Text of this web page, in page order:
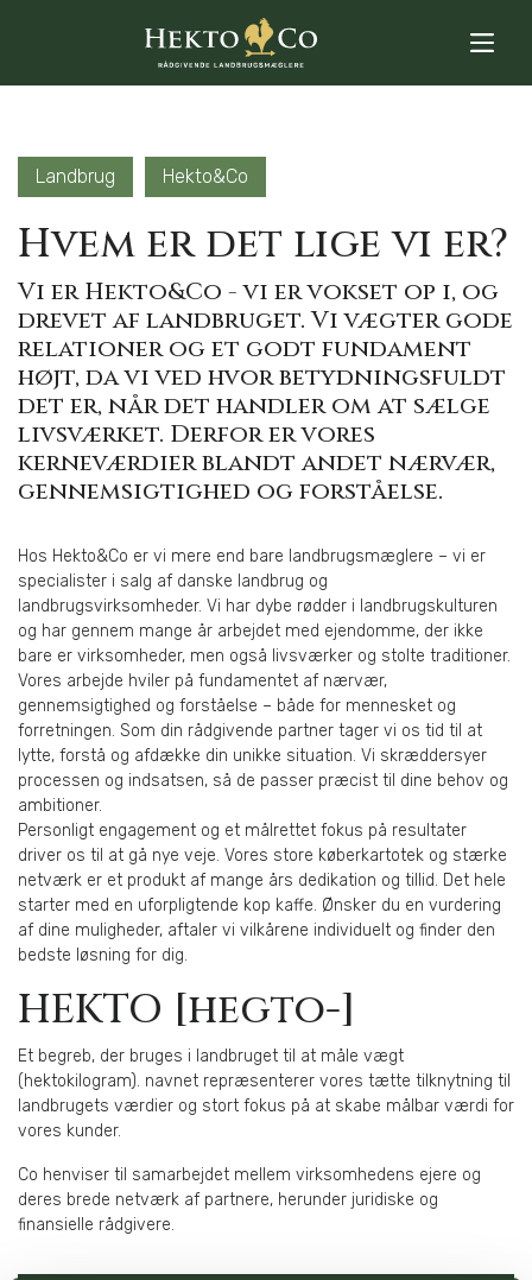
Landbrug Hekto&Co
Hvem er det lige vi er?
Vi er Hekto&Co - vi er vokset op i, og
drevet af landbruget. Vi vægter gode
relationer og et godt fundament
højt, da vi ved hvor betydningsfuldt
det er, når det handler om at sælge
livsværket. Derfor er vores
kerneværdier blandt andet nærvær,
gennemsigtighed og forståelse.
Hos Hekto&Co er vi mere end bare landbrugsmæglere – vi er
specialister i salg af danske landbrug og
landbrugsvirksomheder. Vi har dybe rødder i landbrugskulturen
og har gennem mange år arbejdet med ejendomme, der ikke
bare er virksomheder, men også livsværker og stolte traditioner.
Vores arbejde hviler på fundamentet af nærvær,
gennemsigtighed og forståelse – både for mennesket og
forretningen. Som din rådgivende partner tager vi os tid til at
lytte, forstå og afdække din unikke situation. Vi skræddersyer
processen og indsatsen, så de passer præcist til dine behov og
ambitioner.
Personligt engagement og et målrettet fokus på resultater
driver os til at gå nye veje. Vores store køberkartotek og stærke
netværk er et produkt af mange års dedikation og tillid. Det hele
starter med en uforpligtende kop kaffe. Ønsker du en vurdering
af dine muligheder, aftaler vi vilkårene individuelt og finder den
bedste løsning for dig.
HEKTO [hegto-]
Et begreb, der bruges i landbruget til at måle vægt
(hektokilogram). navnet repræsenterer vores tætte tilknytning til
landbrugets værdier og stort fokus på at skabe målbar værdi for
vores kunder.
Co henviser til samarbejdet mellem virksomhedens ejere og
deres brede netværk af partnere, herunder juridiske og
finansielle rådgivere.